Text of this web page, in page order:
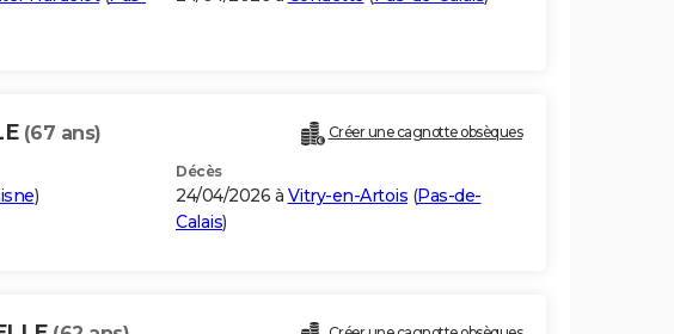
(67 ans) Créer une cagnotte obsèques
)
Décès
24/04/2026 à Vitry-en-Artois (Pas-de-
Calais)